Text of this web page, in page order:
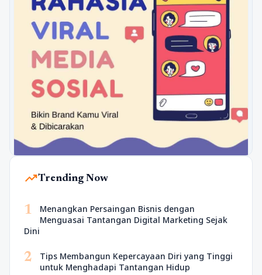
trending_upTrending Now
1
Menangkan Persaingan Bisnis dengan
Menguasai Tantangan Digital Marketing Sejak
Dini
2
Tips Membangun Kepercayaan Diri yang Tinggi
untuk Menghadapi Tantangan Hidup